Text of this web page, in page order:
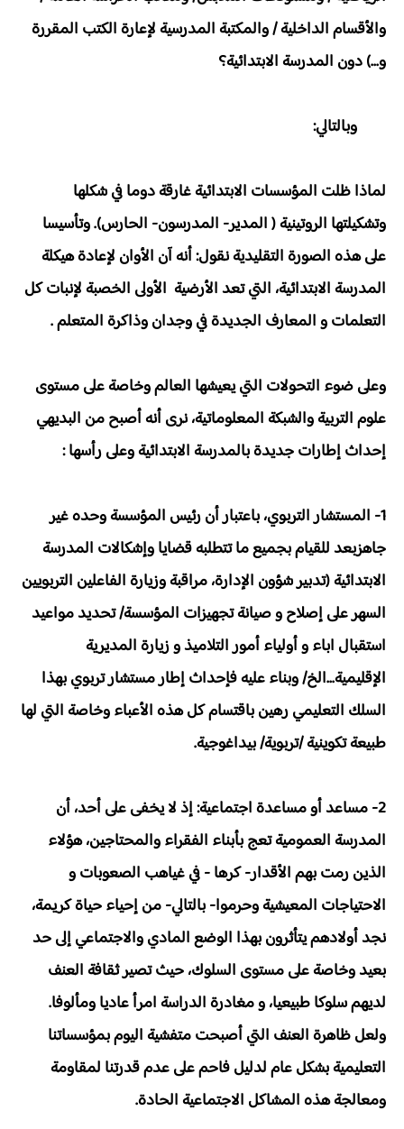
والأقسام الداخلية / والمكتبة المدرسية لإعارة الكتب المقررة
و...) دون المدرسة الابتدائية؟
وبالتالي:
لماذا ظلت المؤسسات الابتدائية غارقة دوما في شكلها
وتشكيلتها الروتينية ( المدير- المدرسون- الحارس). وتأسيسا
على هذه الصورة التقليدية نقول: أنه آن الأوان لإعادة هيكلة
المدرسة الابتدائية، التي تعد الأرضية الأولى الخصبة لإنبات كل
التعلمات و المعارف الجديدة في وجدان وذاكرة المتعلم .
وعلى ضوء التحولات التي يعيشها العالم وخاصة على مستوى
علوم التربية والشبكة المعلوماتية، نرى أنه أصبح من البديهي
إحداث إطارات جديدة بالمدرسة الابتدائية وعلى رأسها :
1- المستشار التربوي، باعتبار أن رئيس المؤسسة وحده غير
جاهزبعد للقيام بجميع ما تتطلبه قضايا وإشكالات المدرسة
الابتدائية (تدبير شؤون الإدارة، مراقبة وزيارة الفاعلين التربويين
السهر على إصلاح و صيانة تجهيزات المؤسسة/ تحديد مواعيد
استقبال اباء و أولياء أمور التلاميذ و زيارة المديرية
الإقليمية...الخ/ وبناء عليه فإحداث إطار مستشار تربوي بهذا
السلك التعليمي رهين باقتسام كل هذه الأعباء وخاصة التي لها
طبيعة تكوينية /تربوية/ بيداغوجية.
2- مساعد أو مساعدة اجتماعية: إذ لا يخفى على أحد، أن
المدرسة العمومية تعج بأبناء الفقراء والمحتاجين، هؤلاء
الذين رمت بهم الأقدار- كرها - في غياهب الصعوبات و
الاحتياجات المعيشية وحرموا- بالتالي- من إحياء حياة كريمة،
نجد أولادهم يتأثرون بهذا الوضع المادي والاجتماعي إلى حد
بعيد وخاصة على مستوى السلوك، حيث تصير ثقافة العنف
لديهم سلوكا طبيعيا، و مغادرة الدراسة امرأ عاديا ومألوفا.
ولعل ظاهرة العنف التي أصبحت متفشية اليوم بمؤسساتنا
التعليمية بشكل عام لدليل فاحم على عدم قدرتنا لمقاومة
ومعالجة هذه المشاكل الاجتماعية الحادة.